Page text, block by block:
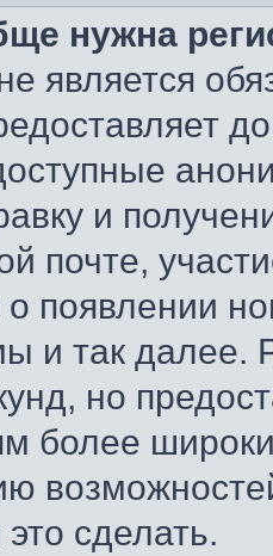
нужна
является
и
почте,
появлении
и так далее.
но
более
сделать.